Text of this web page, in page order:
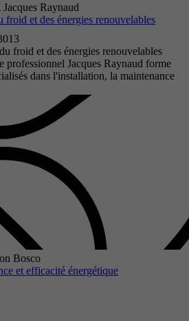
Raynaud
froid et des énergies renouvelables
froid et des énergies renouvelables
professionnel Jacques Raynaud forme
dans l'installation, la maintenance
Bosco
et efficacité énergétique